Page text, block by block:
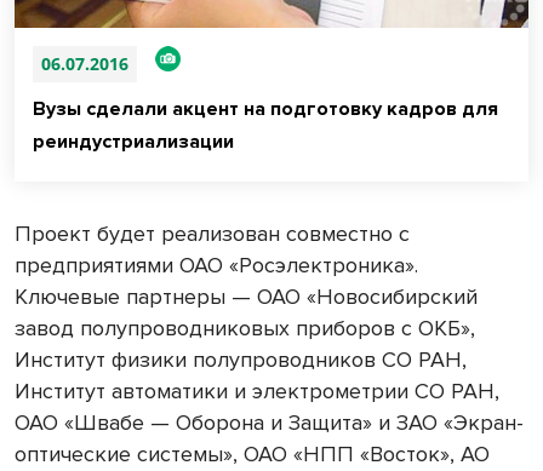
06.07.2016
Вузы сделали акцент на подготовку кадров для
реиндустриализации
Проект будет реализован совместно с
предприятиями ОАО «Росэлектроника».
Ключевые партнеры — ОАО «Новосибирский
завод полупроводниковых приборов с ОКБ»,
Институт физики полупроводников СО РАН,
Институт автоматики и электрометрии СО РАН,
ОАО «Швабе — Оборона и Защита» и ЗАО «Экран-
оптические системы», ОАО «НПП «Восток», АО